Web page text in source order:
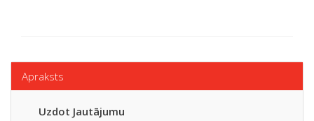
Apraksts
Uzdot Jautājumu